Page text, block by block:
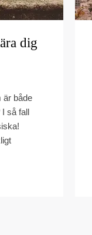
dig
är både
så fall